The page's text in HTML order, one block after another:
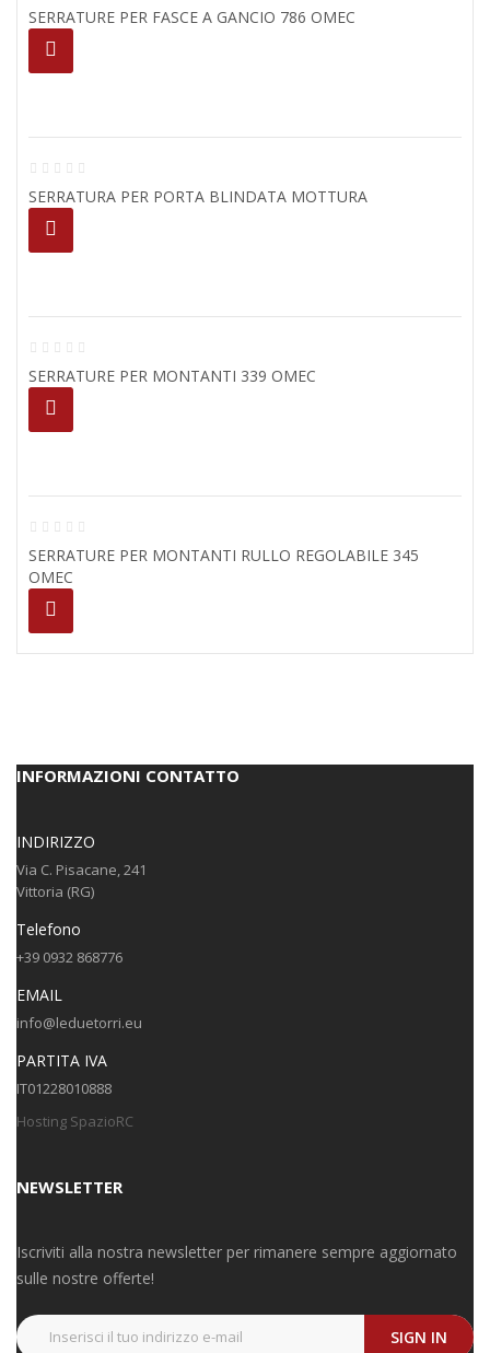
SERRATURE PER FASCE A GANCIO 786 OMEC
SERRATURA PER PORTA BLINDATA MOTTURA
SERRATURE PER MONTANTI 339 OMEC
SERRATURE PER MONTANTI RULLO REGOLABILE 345
OMEC
INFORMAZIONI CONTATTO
INDIRIZZO
Via C. Pisacane, 241
Vittoria (RG)
Telefono
+39 0932 868776
EMAIL
info@leduetorri.eu
PARTITA IVA
IT01228010888
Hosting SpazioRC
NEWSLETTER
Iscriviti alla nostra newsletter per rimanere sempre aggiornato
sulle nostre offerte!
SIGN IN